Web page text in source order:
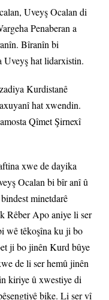
Uveyş Ocalan di
Penaberan a
Bîranîn bi
Uveyş hat lidarxistin.
Kurdistanê
hat xwendin.
Qîmet Şirnexî
xwe de dayika
Ocalan bi bîr anî û
minetdarê
Rêber Apo aniye li ser
wê têkoşîna ku ji bo
ji bo jinên Kurd bûye
de li ser hemû jinên
kiriye û xwestiye di
bike. Li ser vî